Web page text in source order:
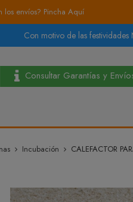
los envíos? Pincha Aquí
Con motivo de las
Consultar Garantías y
Incubación CALEFACTOR